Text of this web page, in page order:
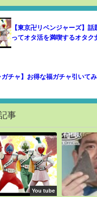
【東京卍リベンジャーズ】
ってオタ活を満喫するオタク
ガチャ】お得な福ガチャ引いてみ
事
You tube